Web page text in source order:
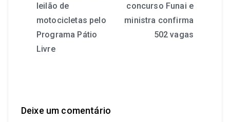
leilão de
motocicletas pelo
Programa Pátio
Livre
concurso Funai e
ministra confirma
502 vagas
Deixe um comentário